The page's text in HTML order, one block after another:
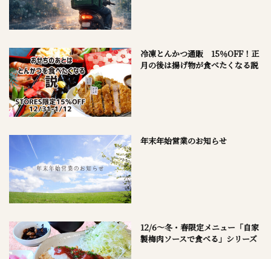
冷凍とんかつ通販 15％OFF！正
月の後は揚げ物が食べたくなる説
年末年始営業のお知らせ
12/6～冬・春限定メニュー「自家
製梅肉ソースで食べる」シリーズ